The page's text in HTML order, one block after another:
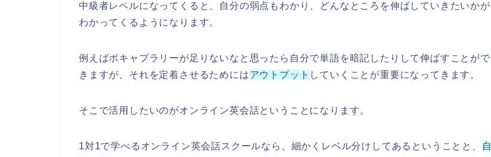
中級者レベルになってくると、自分の弱点もわかり、どんなところを伸ばしていきたいかが
わかってくるようになります。
例えばボキャブラリーが足りないなと思ったら自分で単語を暗記したりして伸ばすことがで
きますが、それを定着させるためにはアウトプット していくことが重要になってきます。
そこで活用したいのがオンライン英会話ということになります。
1対1で学べるオンライン英会話スクールなら、細かくレベル分けしてあるということと、
自